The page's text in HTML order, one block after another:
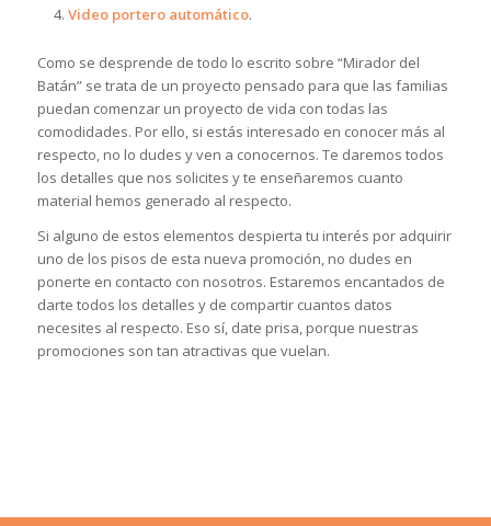
Video portero automático.
Como se desprende de todo lo escrito sobre “Mirador del
Batán” se trata de un proyecto pensado para que las familias
puedan comenzar un proyecto de vida con todas las
comodidades. Por ello, si estás interesado en conocer más al
respecto, no lo dudes y ven a conocernos. Te daremos todos
los detalles que nos solicites y te enseñaremos cuanto
material hemos generado al respecto.
Si alguno de estos elementos despierta tu interés por adquirir
uno de los pisos de esta nueva promoción, no dudes en
ponerte en contacto con nosotros. Estaremos encantados de
darte todos los detalles y de compartir cuantos datos
necesites al respecto. Eso sí, date prisa, porque nuestras
promociones son tan atractivas que vuelan.